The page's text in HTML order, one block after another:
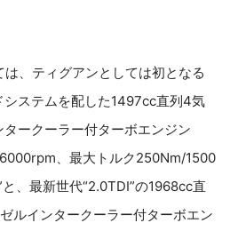
、ティグアンとしては初となる
ステムを配した1497cc直列4気
ークーラー付ターボエンジン
、最大トルク250Nm/1500
、最新世代“2.0TDI”の1968cc直
ルインタークーラー付ターボエン